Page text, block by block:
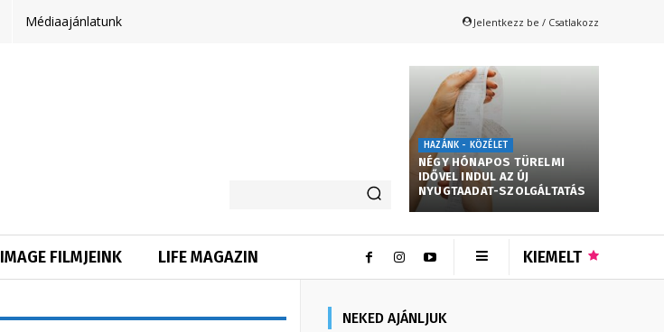
Médiaajánlatunk Jelentkezz be / Csatlakozz
HAZÁNK - KÖZÉLET
NÉGY HÓNAPOS TÜRELMI
IDŐVEL INDUL AZ ÚJ
NYUGTAADAT-SZOLGÁLTATÁS
IMAGE FILMJEINK LIFE MAGAZIN KIEMELT
NEKED AJÁNLJUK